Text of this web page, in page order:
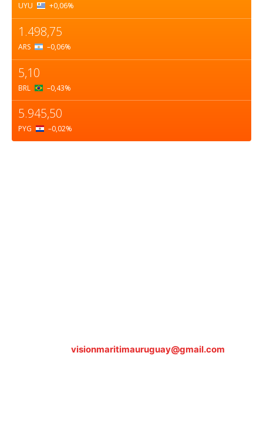
UYU +0,06%
1.498,75
ARS –0,06%
5,10
BRL –0,43%
5.945,50
PYG –0,02%
visionmaritimauruguay@gmail.com